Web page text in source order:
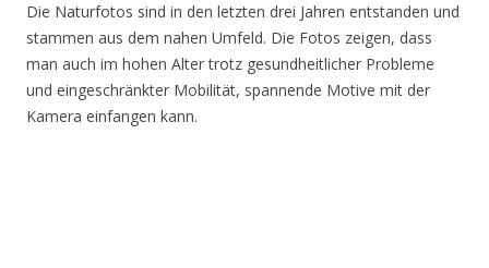
Die Naturfotos sind in den letzten drei Jahren entstanden und
stammen aus dem nahen Umfeld. Die Fotos zeigen, dass
man auch im hohen Alter trotz gesundheitlicher Probleme
und eingeschränkter Mobilität, spannende Motive mit der
Kamera einfangen kann.